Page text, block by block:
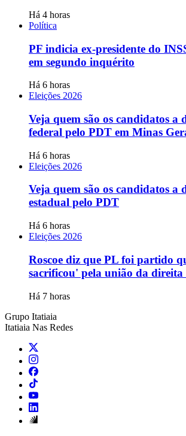
Há 4 horas
Política
PF indicia ex-presidente do
em segundo inquérito
Há 6 horas
Eleições 2026
Veja quem são os candidatos a
federal pelo PDT em Minas
Há 6 horas
Eleições 2026
Veja quem são os candidatos a
estadual pelo PDT
Há 6 horas
Eleições 2026
Roscoe diz que PL foi partido
sacrificou' pela união da direita
Há 7 horas
Grupo Itatiaia
Itatiaia Nas Redes